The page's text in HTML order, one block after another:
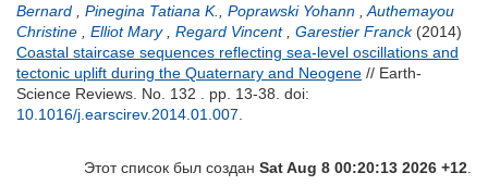
Bernard
Pinegina Tatiana K. Poprawski Yohann
Authemayou
Christine
Elliot Mary Regard Vincent Garestier Franck (2014)
Coastal staircase sequences reflecting sea-level oscillations and
tectonic uplift during the Quaternary and Neogene // Earth-
Science Reviews. No. 132 . pp. 13-38. doi:
10.1016/j.earscirev.2014.01.007
Этот список был создан Sat Aug 8 00:20:13 2026 +12